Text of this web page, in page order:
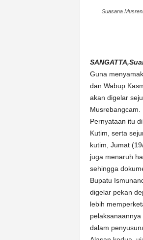
Suasana
Guna
dan Wabup
akan digelar
Musrebangcam.
Pernyataan itu
Kutim, serta
kutim, Jumat
juga menaruh
sehingga
Bupatu
digelar pekan
lebih
dalam